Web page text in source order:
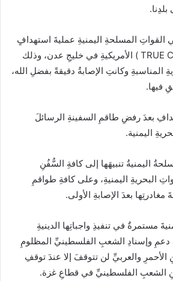
القواتِ المسلحةِ اليمنيةِ عمليةَ استهدافٍ
لسفينةِ ( TRUE CONFIDENCE ) الأمريكيةِ في خليجِ عدن، وذلك
المناسبةِ وكانتِ الإصابةُ دقيقةً بفضلِ الله،
فيها.
بعدَ رفضِ طاقمِ السفينةِ الرسائلَ
اليمنية.
اليمنيةُ تنبيهَها إلى كافةِ السُّفُنِ
البحريةِ اليمنيةِ، وعلى كافةِ طواقمِ
بعدَ الإصابةِ الأولى.
مستمرةٌ في تنفيذِ واجباتِها الدينيةِ
في دعمِ وإسنادِ الشعبِ الفلسطينيِّ المظلومِ
الأحمرِ والعربيِّ لن تتوقفَ إلا عندَ توقفِ
الشعبِ الفلسطينيِّ في قطاعِ غزة.